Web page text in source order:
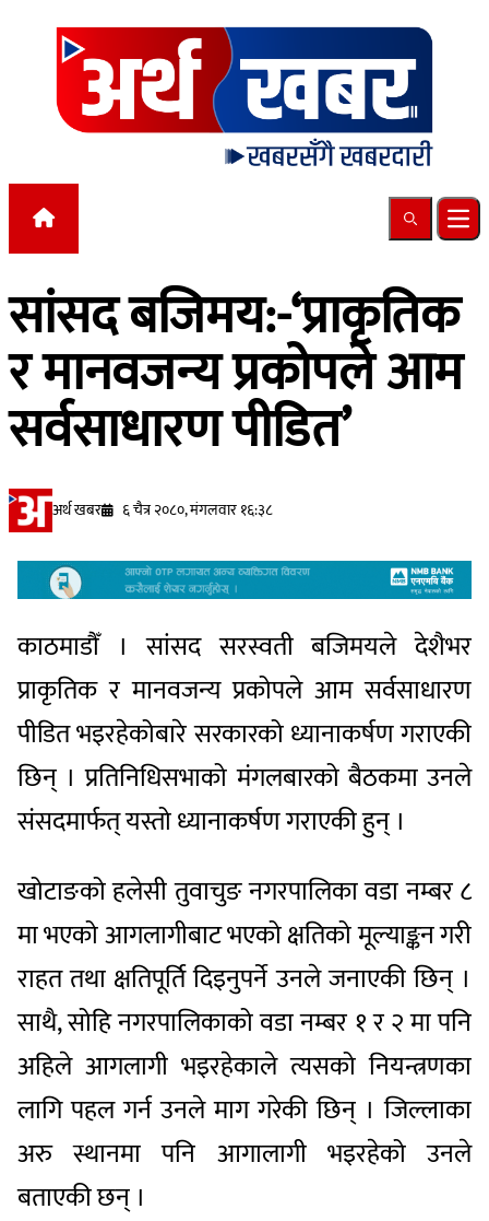
Skip to content
Search
सांसद बजिमय:-‘प्राकृतिक
र मानवजन्य प्रकोपले आम
सर्वसाधारण पीडित’
अर्थ खबर ६ चैत्र २०८०, मंगलवार १६:३८
काठमाडौँ । सांसद सरस्वती बजिमयले देशैभर
प्राकृतिक र मानवजन्य प्रकोपले आम सर्वसाधारण
पीडित भइरहेकोबारे सरकारको ध्यानाकर्षण गराएकी
छिन् । प्रतिनिधिसभाको मंगलबारको बैठकमा उनले
संसदमार्फत् यस्तो ध्यानाकर्षण गराएकी हुन् ।
खोटाङको हलेसी तुवाचुङ नगरपालिका वडा नम्बर ८
मा भएको आगलागीबाट भएको क्षतिको मूल्याङ्कन गरी
राहत तथा क्षतिपूर्ति दिइनुपर्ने उनले जनाएकी छिन् ।
साथै, सोहि नगरपालिकाको वडा नम्बर १ र २ मा पनि
अहिले आगलागी भइरहेकाले त्यसको नियन्त्रणका
लागि पहल गर्न उनले माग गरेकी छिन् । जिल्लाका
अरु स्थानमा पनि आगालागी भइरहेको उनले
बताएकी छन् ।